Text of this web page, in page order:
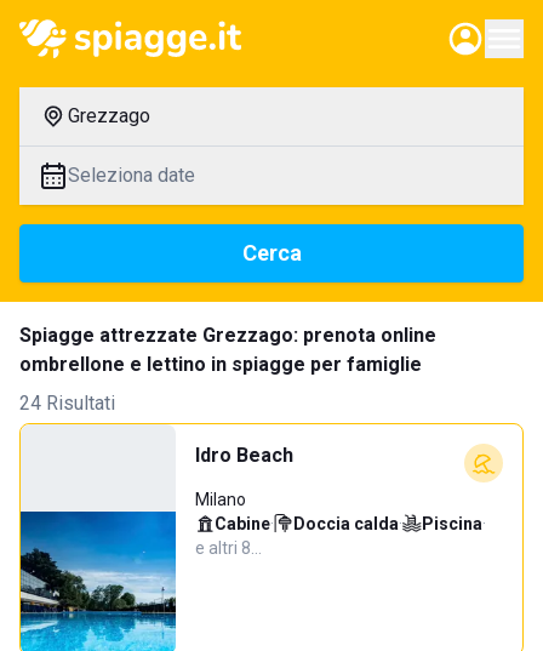
Grezzago
Seleziona date
Cerca
Spiagge attrezzate Grezzago: prenota online
ombrellone e lettino in spiagge per famiglie
24 Risultati
Idro Beach
Milano
Cabine· Doccia calda· Piscina·
e altri 8…